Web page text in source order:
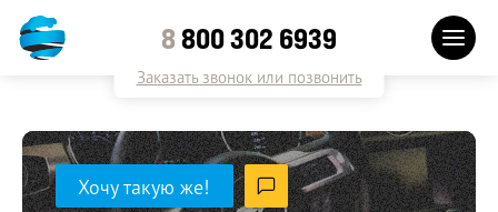
8800 302 6939
Заказать звонок или позвонить
Хочу такую же!